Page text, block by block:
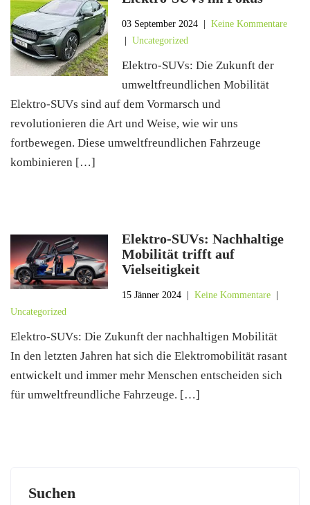
03 September 2024 |Keine Kommentare
|Uncategorized
Elektro-SUVs: Die Zukunft der
umweltfreundlichen Mobilität
Elektro-SUVs sind auf dem Vormarsch und
revolutionieren die Art und Weise, wie wir uns
fortbewegen. Diese umweltfreundlichen Fahrzeuge
kombinieren […]
Elektro-SUVs: Nachhaltige
Mobilität trifft auf
Vielseitigkeit
15 Jänner 2024 |Keine Kommentare
Uncategorized
Elektro-SUVs: Die Zukunft der nachhaltigen Mobilität
In den letzten Jahren hat sich die Elektromobilität rasant
entwickelt und immer mehr Menschen entscheiden sich
für umweltfreundliche Fahrzeuge. […]
Suchen